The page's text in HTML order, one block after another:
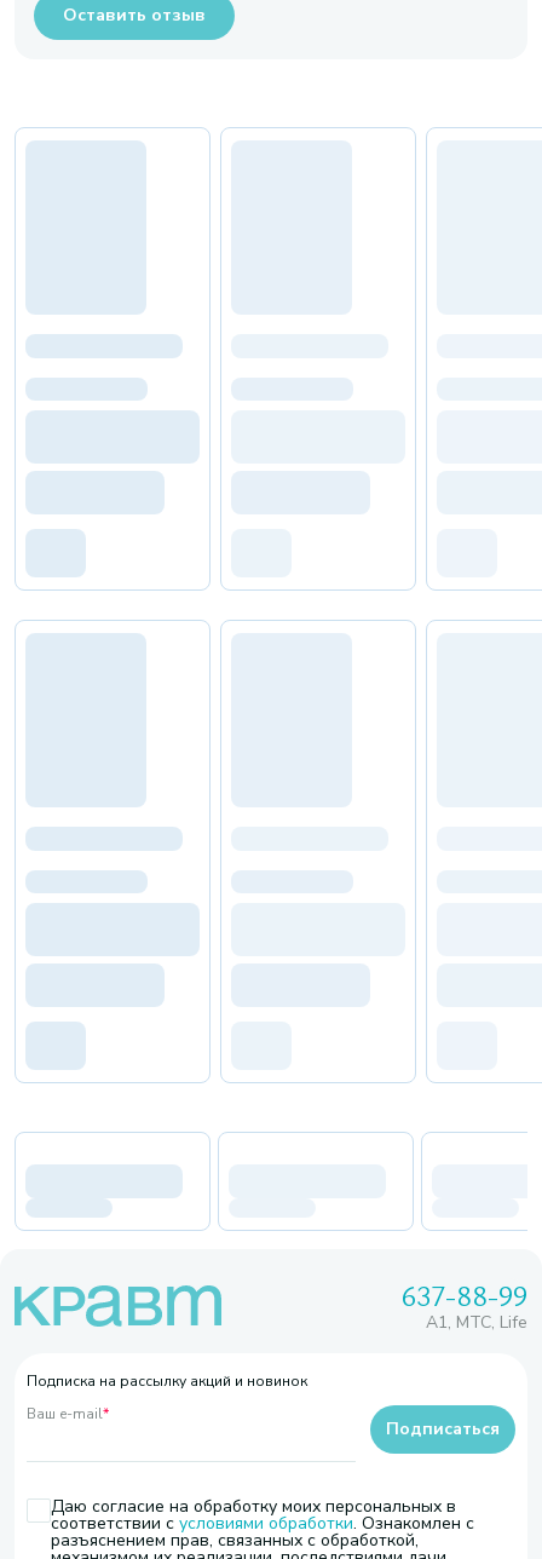
Оставить отзыв
637-88-99
A1, МТС, Life
Подписка на рассылку акций и новинок
Ваш e-mail*
Даю согласие на обработку моих персональных в
соответствии с условиями обработки. Ознакомлен с
разъяснением прав, связанных с обработкой,
Подписаться